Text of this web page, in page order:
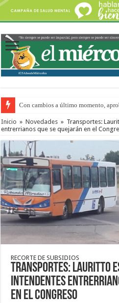
Con cambios a último momento,
Inicio » Novedades » Transportes:
entrerrianos que se quejarán en el
RECORTE DE SUBSIDIOS
Transportes: Lauritto
intendentes
en el Congreso